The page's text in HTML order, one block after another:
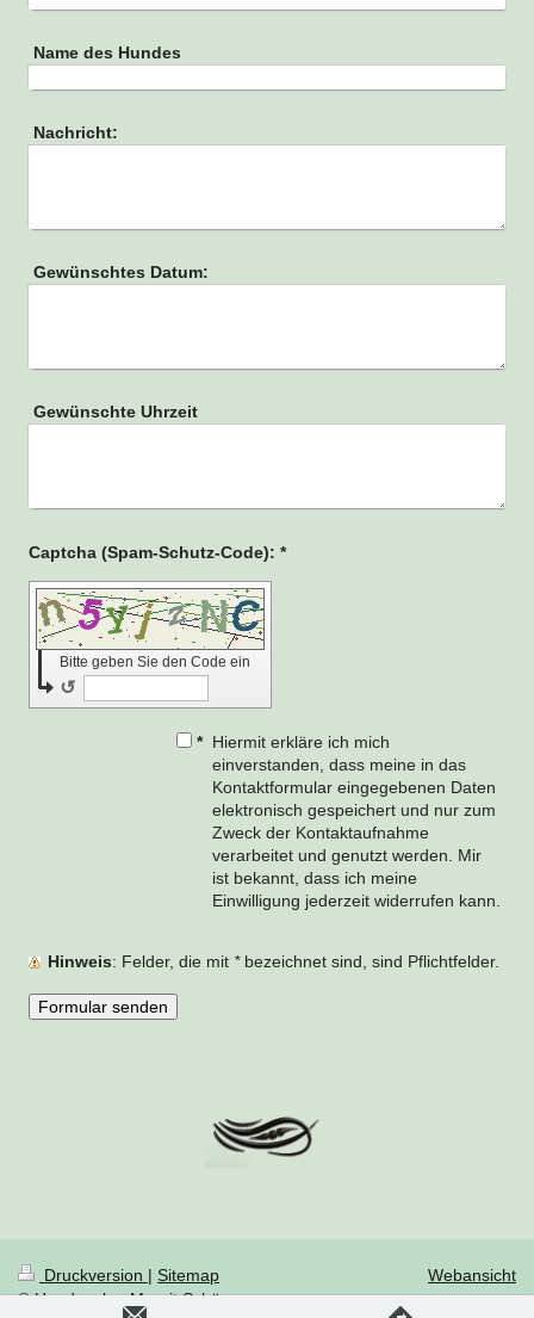
Name des Hundes
Nachricht:
Gewünschtes Datum:
Gewünschte Uhrzeit
Captcha (Spam-Schutz-Code): *
Bitte geben Sie den Code ein
↺
* Hiermit erkläre ich mich
einverstanden, dass meine in das
Kontaktformular eingegebenen Daten
elektronisch gespeichert und nur zum
Zweck der Kontaktaufnahme
verarbeitet und genutzt werden. Mir
ist bekannt, dass ich meine
Einwilligung jederzeit widerrufen kann.
Hinweis : Felder, die mit *bezeichnet sind, sind Pflichtfelder.
Druckversion | Sitemap
© Hundesalon Margit Schönauer
Webansicht